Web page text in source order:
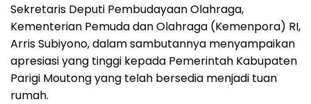
Sekretaris Deputi Pembudayaan Olahraga,
Kementerian Pemuda dan Olahraga (Kemenpora) RI,
Arris Subiyono, dalam sambutannya menyampaikan
apresiasi yang tinggi kepada Pemerintah Kabupaten
Parigi Moutong yang telah bersedia menjadi tuan
rumah.